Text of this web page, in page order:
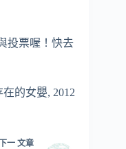
投票喔！快去
在的女嬰, 2012
下一文章